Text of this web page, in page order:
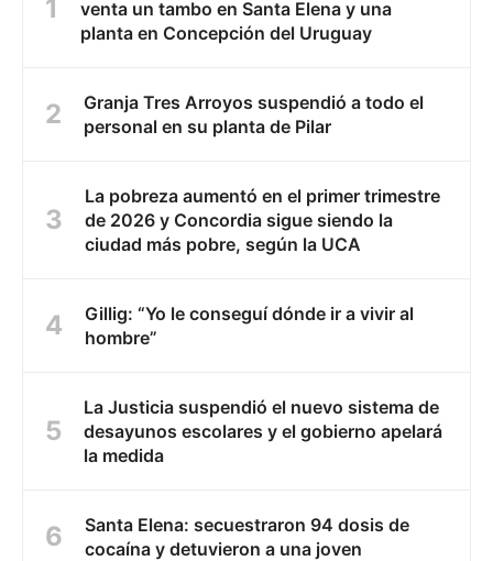
venta un tambo en Santa Elena y una
planta en Concepción del Uruguay
Granja Tres Arroyos suspendió a todo el
personal en su planta de Pilar
La pobreza aumentó en el primer trimestre
de 2026 y Concordia sigue siendo la
ciudad más pobre, según la UCA
Gillig: “Yo le conseguí dónde ir a vivir al
hombre”
La Justicia suspendió el nuevo sistema de
desayunos escolares y el gobierno apelará
la medida
Santa Elena: secuestraron 94 dosis de
cocaína y detuvieron a una joven